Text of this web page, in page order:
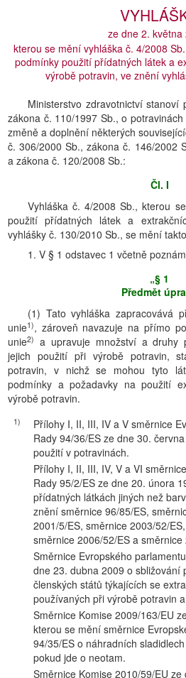
ze dne 2. května
kterou se mění vyhláška č. 4/2008
podmínky použití přídatných látek a
výrobě potravin, ve znění
Ministerstvo zdravotnictví
zákona č. 110/1997 Sb., o
změně a doplnění některých
č. 306/2000 Sb., zákona č. 146/2002
a zákona č. 120/2008 Sb.:
Čl. I
Vyhláška č. 4/2008 Sb., kterou
použití přídatných látek a
vyhlášky č. 130/2010 Sb., se mění
1. V § 1 odstavec 1 včetně
„§ 1
Předmět
(1) Tato vyhláška zapracovává
unie1), zároveň navazuje na přímo
unie2) a upravuje množství a druhy
jejich použití při výrobě potravin,
potravin, v nichž se mohou tyto
podmínky a požadavky na použití
výrobě potravin.
1)
Přílohy I, II, III, IV a V směrnice
Rady 94/36/ES ze dne 30.
použití v potravinách.
Přílohy I, II, III, IV, V a VI
Rady 95/2/ES ze dne 20. února
přídatných látkách jiných než
znění směrnice 96/85/ES,
2001/5/ES, směrnice 2003/52/
směrnice 2006/52/ES a směrnice
Směrnice Evropského
dne 23. dubna 2009 o sbližování
členských států týkajících se
používaných při výrobě potravin
Směrnice Komise 2009/163/EU
kterou se mění směrnice
94/35/ES o náhradních
pokud jde o neotam.
Směrnice Komise 2010/59/EU